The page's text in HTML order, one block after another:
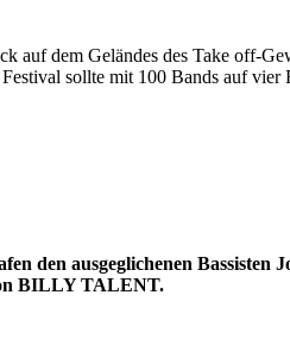
dem Geländes des Take off-
sollte mit 100 Bands auf
ausgeglichenen Bassisten
BILLY TALENT.